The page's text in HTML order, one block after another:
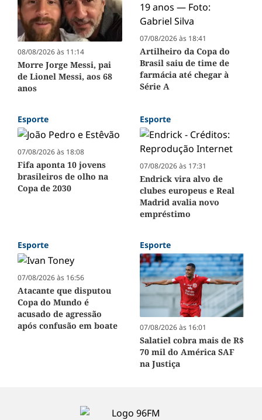
08/08/2026 às 11:14
Morre Jorge Messi, pai
de Lionel Messi, aos 68
anos
07/08/2026 às 18:41
Artilheiro da Copa do
Brasil saiu de time de
farmácia até chegar à
Série A
Esporte
07/08/2026 às 18:08
Fifa aponta 10 jovens
brasileiros de olho na
Copa de 2030
Esporte
07/08/2026 às 17:31
Endrick vira alvo de
clubes europeus e Real
Madrid avalia novo
empréstimo
Esporte
07/08/2026 às 16:56
Atacante que disputou
Copa do Mundo é
acusado de agressão
após confusão em boate
Esporte
07/08/2026 às 16:01
Salatiel cobra mais de R$
70 mil do América SAF
na Justiça